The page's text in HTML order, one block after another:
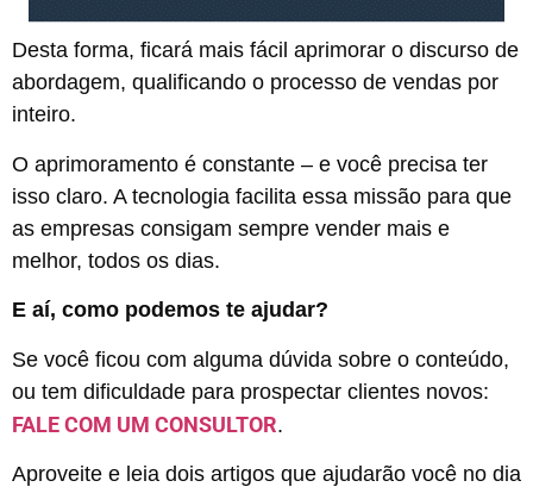
Desta forma, ficará mais fácil aprimorar o discurso de
abordagem, qualificando o processo de vendas por
inteiro.
O aprimoramento é constante – e você precisa ter
isso claro. A tecnologia facilita essa missão para que
as empresas consigam sempre vender mais e
melhor, todos os dias.
E aí, como podemos te ajudar?
Se você ficou com alguma dúvida sobre o conteúdo,
ou tem dificuldade para prospectar clientes novos:
FALE COM UM CONSULTOR.
Aproveite e leia dois artigos que ajudarão você no dia